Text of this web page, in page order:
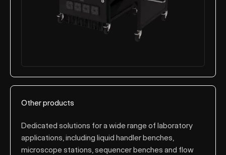
Other products
Dedicated solutions for a wide range of laboratory
applications, including liquid handler benches,
microscope stations, sequencer benches and flow